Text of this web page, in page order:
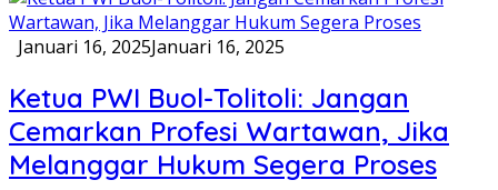
Januari 16, 2025Januari 16, 2025
Ketua PWI Buol-Tolitoli: Jangan
Cemarkan Profesi Wartawan, Jika
Melanggar Hukum Segera Proses